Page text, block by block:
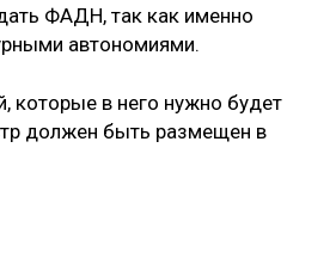
ФАДН, так как именно
автономиями.
которые в него нужно будет
должен быть размещен в